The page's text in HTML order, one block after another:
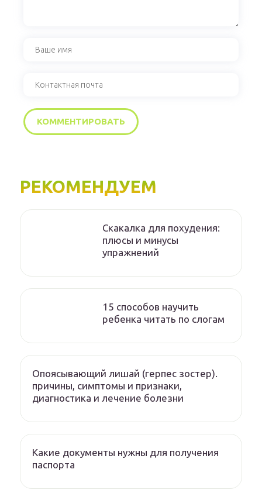
РЕКОМЕНДУЕМ
Скакалка для похудения:
плюсы и минусы
упражнений
15 способов научить
ребенка читать по слогам
Опоясывающий лишай (герпес зостер).
причины, симптомы и признаки,
диагностика и лечение болезни
Какие документы нужны для получения
паспорта